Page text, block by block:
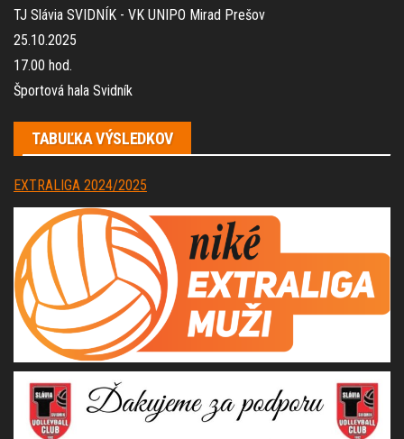
TJ Slávia SVIDNÍK - VK UNIPO Mirad Prešov
25.10.2025
17.00 hod.
Športová hala Svidník
TABUĽKA VÝSLEDKOV
EXTRALIGA 2024/2025